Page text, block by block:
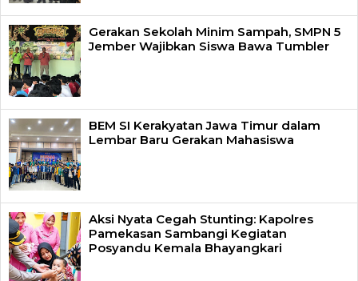
Gerakan Sekolah Minim Sampah, SMPN 5
Jember Wajibkan Siswa Bawa Tumbler
BEM SI Kerakyatan Jawa Timur dalam
Lembar Baru Gerakan Mahasiswa
Aksi Nyata Cegah Stunting: Kapolres
Pamekasan Sambangi Kegiatan
Posyandu Kemala Bhayangkari